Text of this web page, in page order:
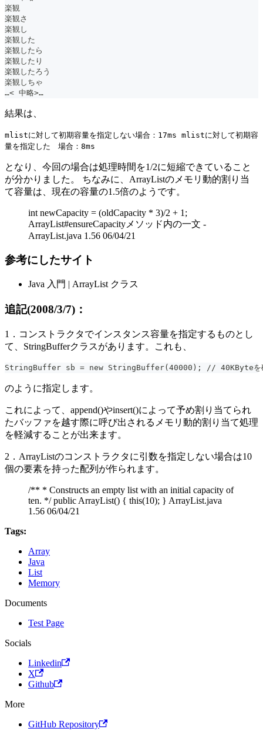
楽観
楽観さ
楽観し
楽観した
楽観したら
楽観したり
楽観したろう
楽観しちゃ
…< 中略>…
結果は、
mlistに対して初期容量を指定しない場合：17ms mlistに対して初期容
量を指定した 場合：8ms
となり、今回の場合は処理時間を1/2に短縮できていること
が分かりました。 ちなみに、ArrayListのメモリ動的割り当
て容量は、現在の容量の1.5倍のようです。
int newCapacity = (oldCapacity * 3)/2 + 1;
ArrayList#ensureCapacityメソッド内の一文 -
ArrayList.java 1.56 06/04/21
参考にしたサイト
Java 入門 | ArrayList クラス
追記(2008/3/7)：
1．コンストラクタでインスタンス容量を指定するものとし
て、StringBufferクラスがあります。これも、
StringBuffer sb = new StringBuffer(40000); // 40KByteを
のように指定します。
これによって、append()やinsert()によって予め割り当てられ
たバッファを越す際に呼び出されるメモリ動的割り当て処理
を軽減することが出来ます。
2．ArrayListのコンストラクタに引数を指定しない場合は10
個の要素を持った配列が作られます。
/** * Constructs an empty list with an initial capacity of
ten. */ public ArrayList() { this(10); } ArrayList.java
1.56 06/04/21
Tags:
Array
Java
List
Memory
Documents
Test Page
Socials
Linkedin
X
Github
More
GitHub Repository